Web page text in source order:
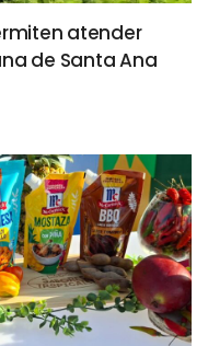
atender
de Santa Ana